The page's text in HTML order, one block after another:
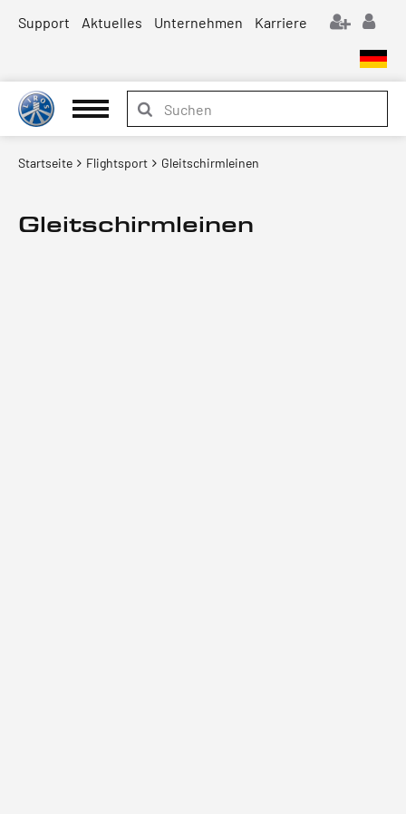
Support Aktuelles Unternehmen Karriere
Startseite Flightsport Gleitschirmleinen
Gleitschirmleinen